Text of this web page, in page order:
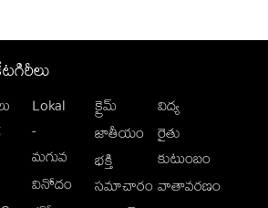
Lokal
-
మగువ
వినోదం
క్రైమ్
జాతీయం
భక్తి
సమాచారం
విద్య
రైతు
కుటుంబం
వాతావరణం